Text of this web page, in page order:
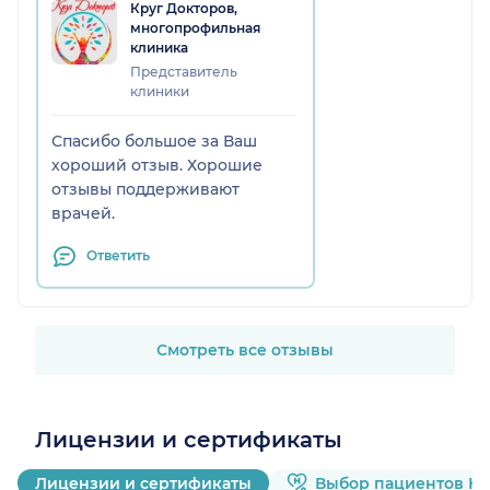
Круг Докторов,
многопрофильная
клиника
Представитель
клиники
Спасибо большое за Ваш
хороший отзыв. Хорошие
отзывы поддерживают
врачей.
Ответить
Смотреть все отзывы
Лицензии и сертификаты
Лицензии и сертификаты Выбор пациентов